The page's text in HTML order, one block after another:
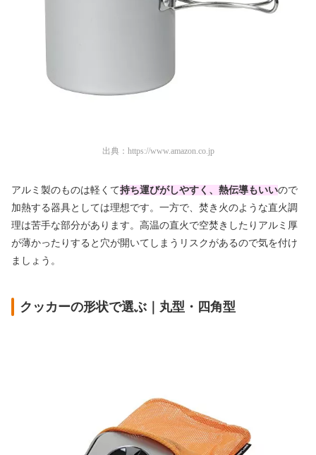
出典： https://www.amazon.co.jp
アルミ製のものは軽くて持ち運びがしやすく、熱伝導もいいので
加熱する器具としては理想です。一方で、焚き火のような直火調
理は苦手な部分があります。高温の直火で空焚きしたりアルミ厚
が薄かったりすると穴が開いてしまうリスクがあるので気を付け
ましょう。
クッカーの形状で選ぶ｜丸型・四角型